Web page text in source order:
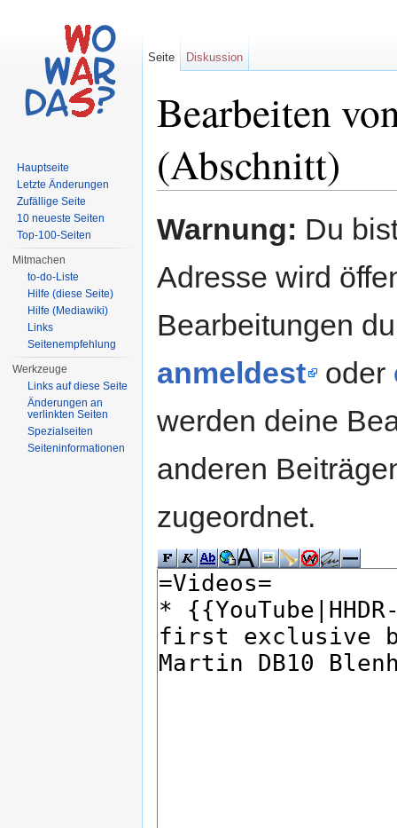
Bearbeiten
(Abschnitt)
Warnung: Du
Adresse wird
Bearbeitungen
anmeldest
oder
werden deine
anderen
zugeordnet.
Seite Diskussion
Hauptseite
Letzte Änderungen
Zufällige Seite
10 neueste Seiten
Top-100-Seiten
Mitmachen
to-do-Liste
Hilfe (diese Seite)
Hilfe (Mediawiki)
Links
Seitenempfehlung
Werkzeuge
Links auf diese Seite
Änderungen an
verlinkten Seiten
Spezialseiten
Seiteninformationen